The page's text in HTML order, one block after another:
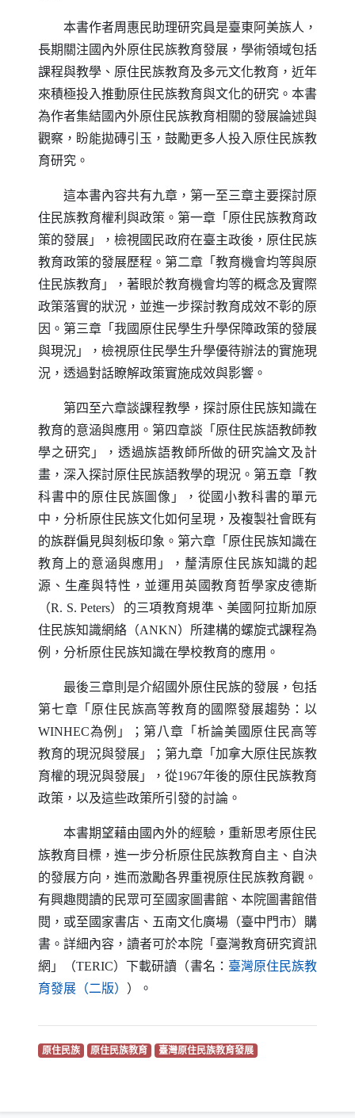
本書作者周惠民助理研究員是臺東阿美族人，
長期關注國內外原住民族教育發展，學術領域包括
課程與教學、原住民族教育及多元文化教育，近年
來積極投入推動原住民族教育與文化的研究。本書
為作者集結國內外原住民族教育相關的發展論述與
觀察，盼能拋磚引玉，鼓勵更多人投入原住民族教
育研究。
這本書內容共有九章，第一至三章主要探討原
住民族教育權利與政策。第一章「原住民族教育政
策的發展」，檢視國民政府在臺主政後，原住民族
教育政策的發展歷程。第二章「教育機會均等與原
住民族教育」，著眼於教育機會均等的概念及實際
政策落實的狀況，並進一步探討教育成效不彰的原
因。第三章「我國原住民學生升學保障政策的發展
與現況」，檢視原住民學生升學優待辦法的實施現
況，透過對話瞭解政策實施成效與影響。
第四至六章談課程教學，探討原住民族知識在
教育的意涵與應用。第四章談「原住民族語教師教
學之研究」，透過族語教師所做的研究論文及計
畫，深入探討原住民族語教學的現況。第五章「教
科書中的原住民族圖像」，從國小教科書的單元
中，分析原住民族文化如何呈現，及複製社會既有
的族群偏見與刻板印象。第六章「原住民族知識在
教育上的意涵與應用」，釐清原住民族知識的起
源、生產與特性，並運用英國教育哲學家皮德斯
（R. S. Peters）的三項教育規準、美國阿拉斯加原
住民族知識網絡（ANKN）所建構的螺旋式課程為
例，分析原住民族知識在學校教育的應用。
最後三章則是介紹國外原住民族的發展，包括
第七章「原住民族高等教育的國際發展趨勢：以
WINHEC為例」；第八章「析論美國原住民高等
教育的現況與發展」；第九章「加拿大原住民族教
育權的現況與發展」，從1967年後的原住民族教育
政策，以及這些政策所引發的討論。
本書期望藉由國內外的經驗，重新思考原住民
族教育目標，進一步分析原住民族教育自主、自決
的發展方向，進而激勵各界重視原住民族教育觀。
有興趣閱讀的民眾可至國家圖書館、本院圖書館借
閱，或至國家書店、五南文化廣場（臺中門市）購
書。詳細內容，讀者可於本院「臺灣教育研究資訊
網」（TERIC）下載研讀（書名： 臺灣原住民族教
育發展（二版） （另開新視窗）
）。
原住民族（另開新視窗）
原住民族教育（另開新視窗）
臺灣原住民族教育發展（另開新視窗）